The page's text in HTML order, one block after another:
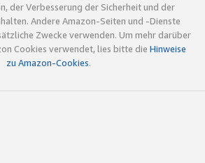
der Verbesserung der Sicherheit und der
Andere Amazon-Seiten und -Dienste
Zwecke verwenden. Um mehr darüber
Cookies verwendet, lies bitte die Hinweise
zu Amazon-Cookies.